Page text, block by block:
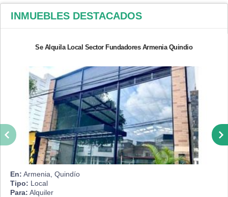
INMUEBLES DESTACADOS
Se Alquila Local Sector Fundadores Armenia Quindio
En: Armenia, Quindío
Tipo: Local
Para: Alquiler